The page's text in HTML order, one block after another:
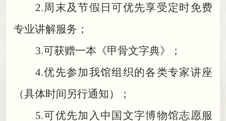
2.周末及节假日可优先享受定时免费
专业讲解服务 ；
3.可获赠一本《甲骨文字典》
；
4.优先参加我馆组织的各类专家讲座
（具体时间另行通知）
；
5.可优先加入中国文字博物馆志愿服